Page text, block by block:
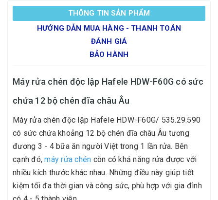
THÔNG TIN SẢN PHẨM
HƯỚNG DẪN MUA HÀNG - THANH TOÁN
ĐÁNH GIÁ
BẢO HÀNH
Máy rửa chén độc lập Hafele HDW-F60G có sức
chứa 12 bộ chén đĩa châu Âu
Máy rửa chén độc lập Hafele HDW-F60G/ 535.29.590
có sức chứa khoảng 12 bộ chén đĩa châu Âu tương
đương 3 - 4 bữa ăn người Việt trong 1 lần rửa. Bên
cạnh đó,máy rửa chén còn có khả năng rửa được với
nhiều kích thước khác nhau. Những điều này giúp tiết
kiệm tối đa thời gian và công sức, phù hợp với gia đình